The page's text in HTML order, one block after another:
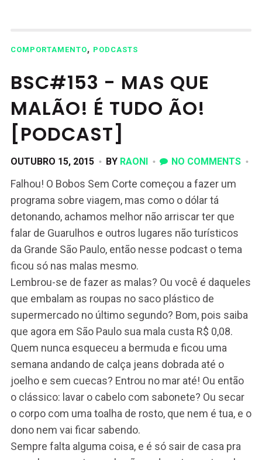
COMPORTAMENTO, PODCASTS
BSC#153 - MAS QUE
MALÃO! É TUDO ÃO!
[PODCAST]
OUTUBRO 15, 2015 BY RAONI NO COMMENTS
Falhou! O Bobos Sem Corte começou a fazer um
programa sobre viagem, mas como o dólar tá
detonando, achamos melhor não arriscar ter que
falar de Guarulhos e outros lugares não turísticos
da Grande São Paulo, então nesse podcast o tema
ficou só nas malas mesmo.
Lembrou-se de fazer as malas? Ou você é daqueles
que embalam as roupas no saco plástico de
supermercado no último segundo? Bom, pois saiba
que agora em São Paulo sua mala custa R$ 0,08.
Quem nunca esqueceu a bermuda e ficou uma
semana andando de calça jeans dobrada até o
joelho e sem cuecas? Entrou no mar até! Ou então
o clássico: lavar o cabelo com sabonete? Ou secar
o corpo com uma toalha de rosto, que nem é tua, e o
dono nem vai ficar sabendo.
Sempre falta alguma coisa, e é só sair de casa pra